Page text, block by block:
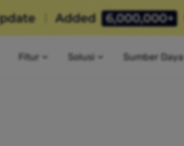
Fitur Solusi Sumber Daya